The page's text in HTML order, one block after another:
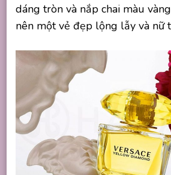
dáng tròn và nắp chai màu
nên một vẻ đẹp lộng lẫy và nữ